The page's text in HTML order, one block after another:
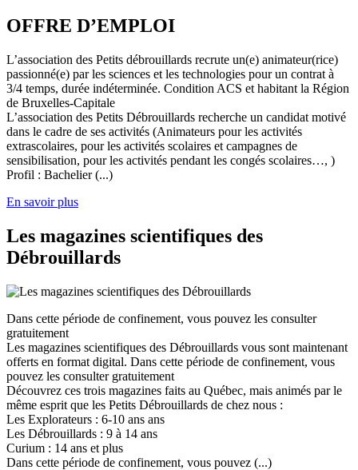
OFFRE D’EMPLOI
L’association des Petits débrouillards recrute un(e) animateur(rice)
passionné(e) par les sciences et les technologies pour un contrat à
3/4 temps, durée indéterminée. Condition ACS et habitant la Région
de Bruxelles-Capitale
L’association des Petits Débrouillards recherche un candidat motivé
dans le cadre de ses activités (Animateurs pour les activités
extrascolaires, pour les activités scolaires et campagnes de
sensibilisation, pour les activités pendant les congés scolaires…, )
Profil : Bachelier (...)
En savoir plus
Les magazines scientifiques des
Débrouillards
Dans cette période de confinement, vous pouvez les consulter
gratuitement
Les magazines scientifiques des Débrouillards vous sont maintenant
offerts en format digital. Dans cette période de confinement, vous
pouvez les consulter gratuitement
Découvrez ces trois magazines faits au Québec, mais animés par le
même esprit que les Petits Débrouillards de chez nous :
Les Explorateurs : 6-10 ans ans
Les Débrouillards : 9 à 14 ans
Curium : 14 ans et plus
Dans cette période de confinement, vous pouvez (...)